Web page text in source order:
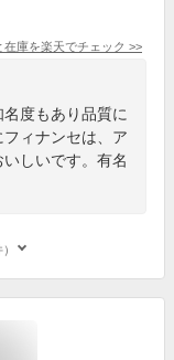
在庫を楽天でチェック >>
度もあり品質に
ィナンセは、ア
しいです。有名